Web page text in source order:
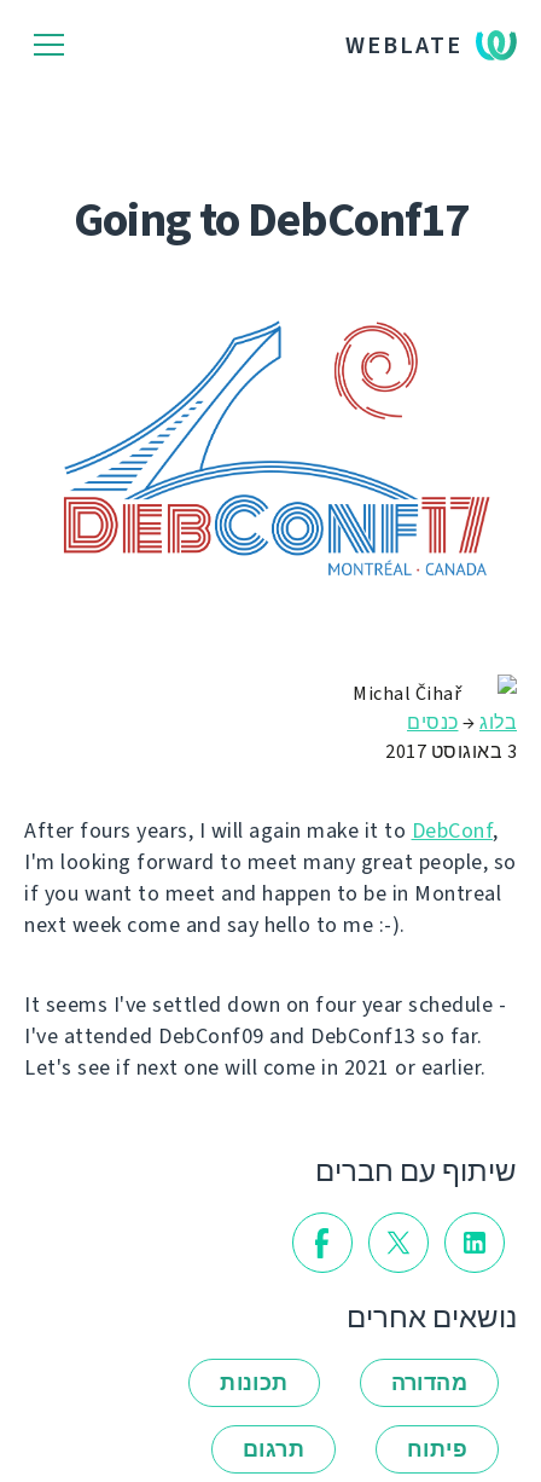
WEBLATE
Going to DebConf17
Michal Čihař
בלוג→כנסים
3 באוגוסט 2017
After fours years, I will again make it to DebConf,
I'm looking forward to meet many great people, so
if you want to meet and happen to be in Montreal
next week come and say hello to me :-).
It seems I've settled down on four year schedule -
I've attended DebConf09 and DebConf13 so far.
Let's see if next one will come in 2021 or earlier.
שיתוף עם חברים
נושאים אחרים
מהדורה תכונות
פיתוח תרגום